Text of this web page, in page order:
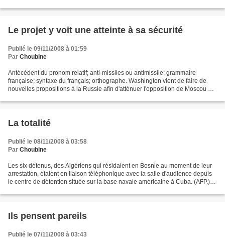
Le projet y voit une atteinte à sa sécurité
Publié le 09/11/2008 à 01:59
Par Choubine
Antécédent du pronom relatif; anti-missiles ou antimissile; grammaire
française; syntaxe du français; orthographe. Washington vient de faire de
nouvelles propositions à la Russie afin d'atténuer l'opposition de Moscou au
La totalité
Publié le 08/11/2008 à 03:58
Par Choubine
Les six détenus, des Algériens qui résidaient en Bosnie au moment de leur
arrestation, étaient en liaison téléphonique avec la salle d'audience depuis
le centre de détention située sur la base navale américaine à Cuba. (AFP.)
Ils pensent pareils
Publié le 07/11/2008 à 03:43